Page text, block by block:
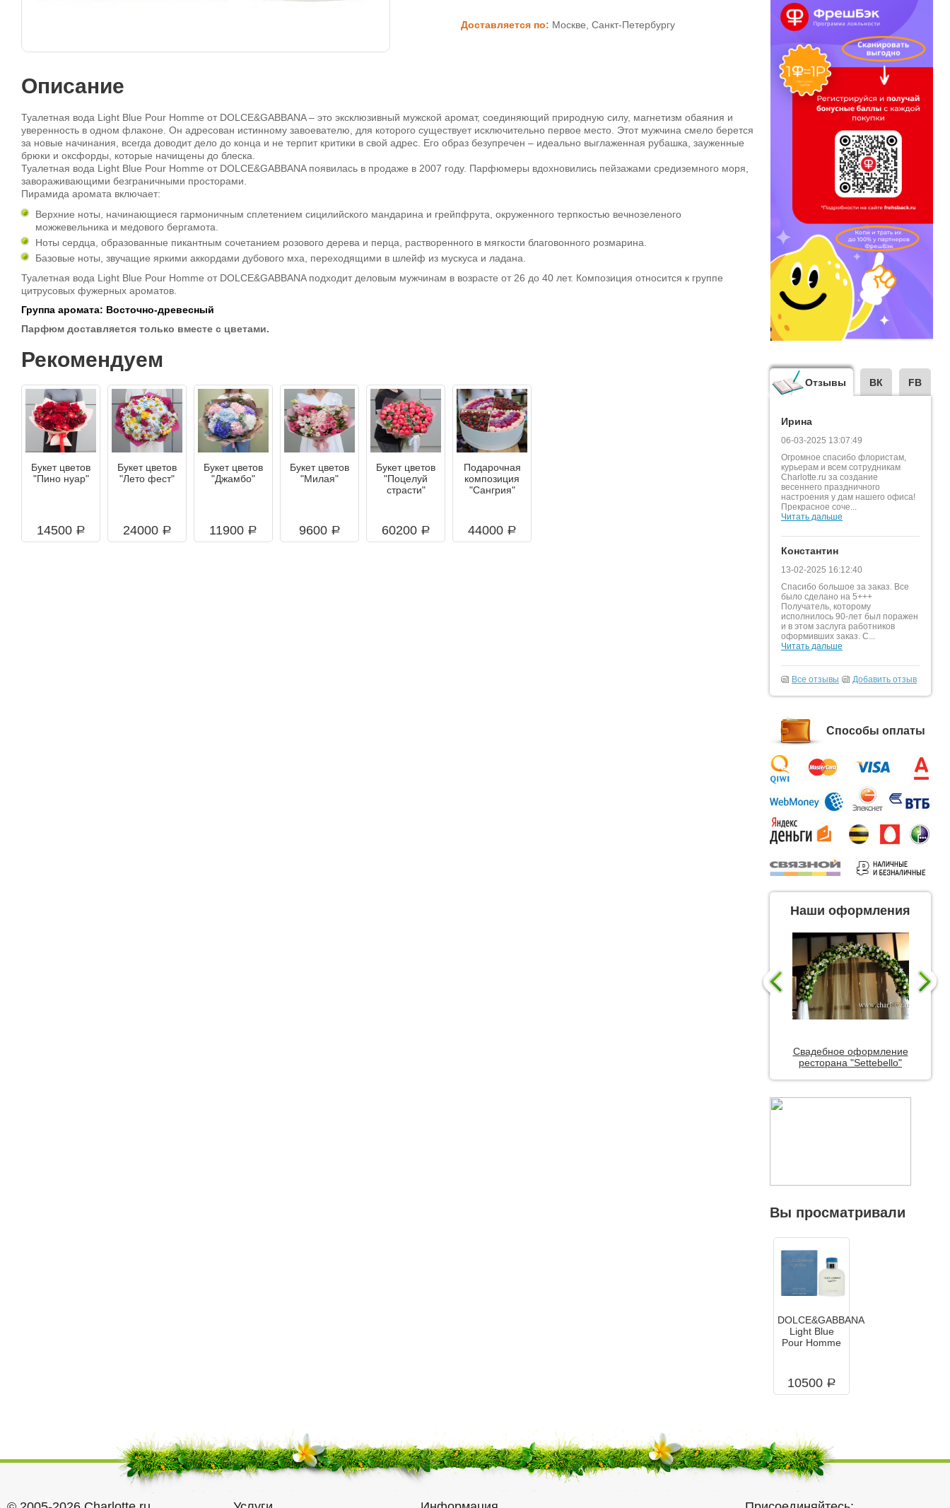
Доставляется по: Москве, Санкт-Петербургу
Описание
Туалетная вода Light Blue Pour Homme от DOLCE&GABBANA – это эксклюзивный мужской аромат, соединяющий природную силу, магнетизм обаяния и
уверенность в одном флаконе. Он адресован истинному завоевателю, для которого существует исключительно первое место. Этот мужчина смело берется
за новые начинания, всегда доводит дело до конца и не терпит критики в свой адрес. Его образ безупречен – идеально выглаженная рубашка, зауженные
брюки и оксфорды, которые начищены до блеска.
Туалетная вода Light Blue Pour Homme от DOLCE&GABBANA появилась в продаже в 2007 году. Парфюмеры вдохновились пейзажами средиземного моря,
завораживающими безграничными просторами.
Пирамида аромата включает:
Верхние ноты, начинающиеся гармоничным сплетением сицилийского мандарина и грейпфрута, окруженного терпкостью вечнозеленого
можжевельника и медового бергамота.
Ноты сердца, образованные пикантным сочетанием розового дерева и перца, растворенного в мягкости благовонного розмарина.
Базовые ноты, звучащие яркими аккордами дубового мха, переходящими в шлейф из мускуса и ладана.
Туалетная вода Light Blue Pour Homme от DOLCE&GABBANA подходит деловым мужчинам в возрасте от 26 до 40 лет. Композиция относится к группе
цитрусовых фужерных ароматов.
Группа аромата: Восточно-древесный
Парфюм доставляется только вместе с цветами.
Рекомендуем
Букет цветов
"Пино нуар"
14500 a
Букет цветов
"Лето фест"
24000 a
Букет цветов
"Джамбо"
11900 a
Букет цветов
"Милая"
9600 a
Букет цветов
"Поцелуй
страсти"
60200 a
Подарочная
композиция
"Сангрия"
44000 a
Отзывы ВК FB
Ирина
06-03-2025 13:07:49
Огромное спасибо флористам,
курьерам и всем сотрудникам
Charlotte.ru за создание
весеннего праздничного
настроения у дам нашего офиса!
Прекрасное соче...
Читать дальше
Константин
13-02-2025 16:12:40
Спасибо большое за заказ. Все
было сделано на 5+++
Получатель, которому
исполнилось 90-лет был поражен
и в этом заслуга работников
оформивших заказ. С...
Читать дальше
Все отзывы Добавить отзыв
Способы оплаты
Наши оформления
Свадебное оформление
ресторана "Settebello"
Вы просматривали
DOLCE&GABBANA
Light Blue
Pour Homme
10500 a